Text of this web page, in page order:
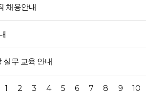
채용안내
실무 교육 안내
1 2 3 4 5 6 7 8 9 10